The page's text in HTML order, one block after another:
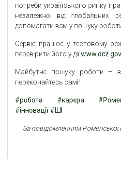
потреби українського ринку
незалежно від глобальних
допомагати вам у пошуку
Сервіс працює у тестовому
перевірити його у дії
Майбутнє пошуку роботи –
переконайтесь самі!
#робота #карєра
#інновації #ШІ
За повідомленням Роменської